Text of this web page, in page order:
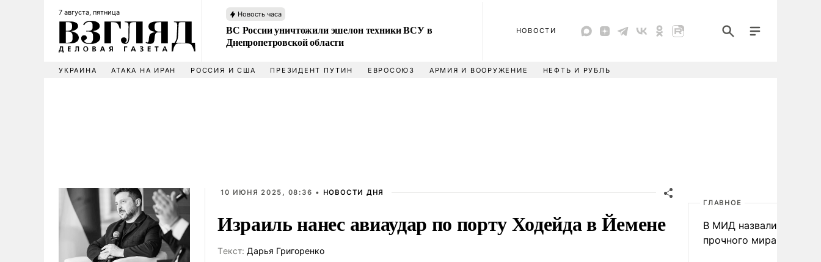
7 августа, пятница Новость часа
ВС России уничтожили эшелон техники ВСУ в
Днепропетровской области
НОВОСТИ
УКРАИНА АТАКА НА ИРАН РОССИЯ И США ПРЕЗИДЕНТ ПУТИН ЕВРОСОЮЗ АРМИЯ И ВООРУЖЕНИЕ НЕФТЬ И РУБЛЬ
10 ИЮНЯ 2025, 08:36 • НОВОСТИ ДНЯ
Израиль нанес авиаудар по порту Ходейда в Йемене
Tекст: Дарья Григоренко
ГЛАВНОЕ
В МИД назвали условия
прочного мира на